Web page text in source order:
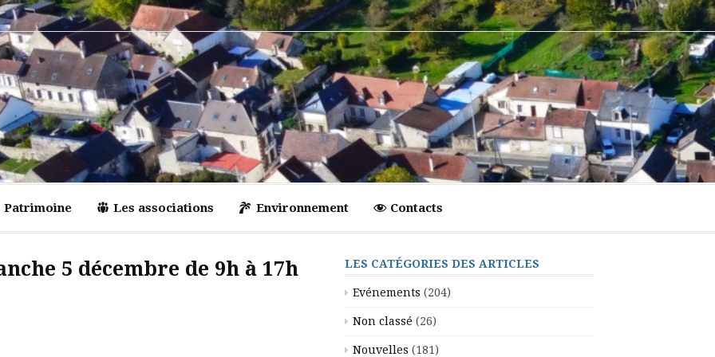
Patrimoine Les associations Environnement Contacts
5 décembre de 9h à 17h LES CATÉGORIES DES ARTICLES
Evénements (204)
Non classé (26)
Nouvelles (181)